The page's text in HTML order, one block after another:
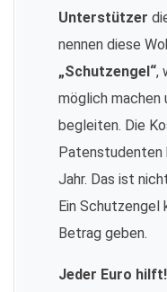
Unterstützer
nennen diese
„Schutzengel“,
möglich machen
begleiten. Die
Patenstudenten
Jahr. Das ist
Ein Schutzengel
Betrag geben.
Jeder Euro hilft!